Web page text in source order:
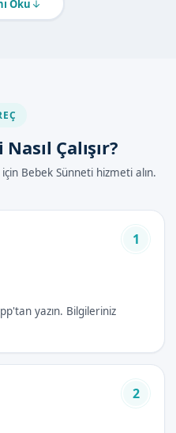
göre daha güvenli
Sünneti Nasıl
yapılmaktadır:
sahiptir:
için önemlidir
Oku
Çalışır?
Bebek Sünneti hizmeti alın.
1
yazın. Bilgileriniz
2